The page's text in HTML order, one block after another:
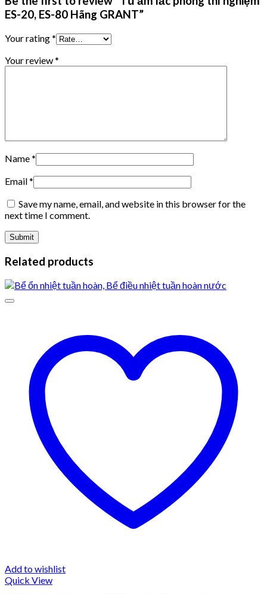
ES-20, ES-80 Hãng GRANT”
Your rating*
Your review*
Name*
Email*
Save my name, email, and website in this browser for the
next time I comment.
Related products
Add to wishlist
Quick View